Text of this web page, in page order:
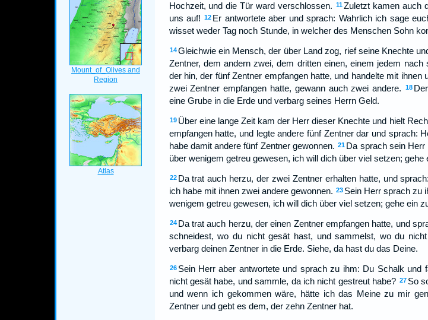
Hochzeit, und die Tür ward verschlossen. 11Zuletzt kamen auch
uns auf!
12 Er antwortete aber und sprach: Wahrlich ich sage
wisset weder Tag noch Stunde, in welcher des Menschen Sohn
14 Gleichwie ein Mensch, der über Land zog, rief seine Knechte
Zentner, dem andern zwei, dem dritten einen, einem jedem
der hin, der fünf Zentner empfangen hatte, und handelte mit ihnen
zwei Zentner empfangen hatte, gewann auch zwei andere.
18
eine Grube in die Erde und verbarg seines Herrn Geld.
19 Über eine lange Zeit kam der Herr dieser Knechte und hielt
empfangen hatte, und legte andere fünf Zentner dar und sprach:
habe damit andere fünf Zentner gewonnen. 21 Da sprach sein
über wenigem getreu gewesen, ich will dich über viel setzen; gehe
22 Da trat auch herzu, der zwei Zentner erhalten hatte, und
ich habe mit ihnen zwei andere gewonnen. 23 Sein Herr sprach zu
wenigem getreu gewesen, ich will dich über viel setzen; gehe ein
24 Da trat auch herzu, der einen Zentner empfangen hatte, und
schneidest, wo du nicht gesät hast, und sammelst, wo du
verbarg deinen Zentner in die Erde. Siehe, da hast du das Deine.
26 Sein Herr aber antwortete und sprach zu ihm: Du Schalk
nicht gesät habe, und sammle, da ich nicht gestreut habe? 27 So
und wenn ich gekommen wäre, hätte ich das Meine zu mir
Zentner und gebt es dem, der zehn Zentner hat.